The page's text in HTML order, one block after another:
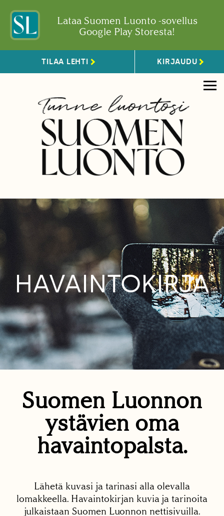
Lataa Suomen Luonto -sovellus
Google Play Storesta!
TILAA LEHTI KIRJAUDU
HAVAINTOKIRJA
Suomen Luonnon
ystävien oma
havaintopalsta.
Lähetä kuvasi ja tarinasi alla olevalla
lomakkeella. Havaintokirjan kuvia ja tarinoita
julkaistaan Suomen Luonnon nettisivuilla.